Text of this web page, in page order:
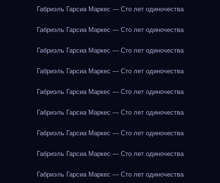
Габриэль Гарсиа Маркес — Сто лет одиночества
Габриэль Гарсиа Маркес — Сто лет одиночества
Габриэль Гарсиа Маркес — Сто лет одиночества
Габриэль Гарсиа Маркес — Сто лет одиночества
Габриэль Гарсиа Маркес — Сто лет одиночества
Габриэль Гарсиа Маркес — Сто лет одиночества
Габриэль Гарсиа Маркес — Сто лет одиночества
Габриэль Гарсиа Маркес — Сто лет одиночества
Габриэль Гарсиа Маркес — Сто лет одиночества